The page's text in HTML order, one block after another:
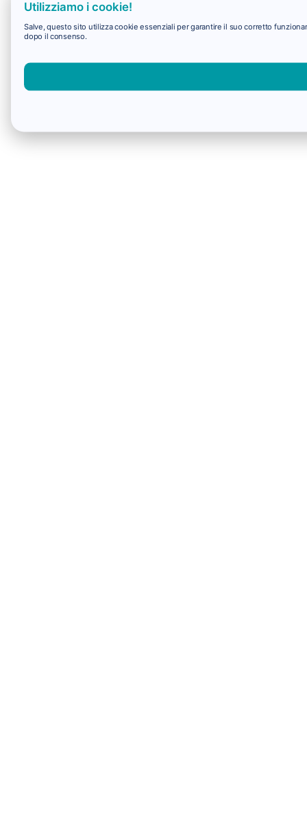
Utilizziamo i cookie!
Salve, questo sito utilizza cookie essenziali per garantire il suo corretto
dopo il consenso.